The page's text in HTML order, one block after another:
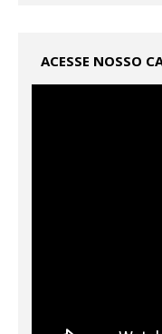
ACESSE NOSSO